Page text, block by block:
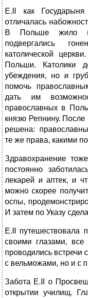
Е.II как Государыня
отличалась
В Польше жило
подвергались
католической
Польши. Католики
убеждения, но и
помочь
дать им
православных в
князю Репнину.
решена:
те же права, какими
Здравохранение
постоянно
лекарей и аптек, и
можно скорее
оспы,
И затем по Указу
Е.II путешествовала
своими глазами,
проводились встречи
с вельможами, но и с
Забота Е.II о
открытии училищ.